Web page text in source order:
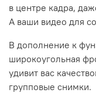
в центре кадра,
А ваши видео для
В дополнение к
широкоугольная
удивит вас
групповые снимки.